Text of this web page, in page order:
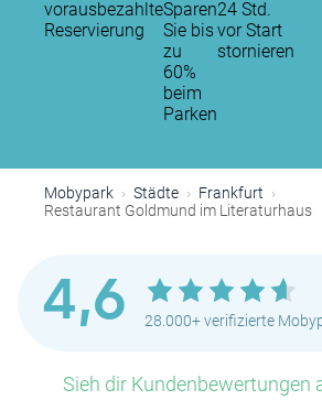
vorausbezahlte
Reservierung
Sparen
Sie bis
zu
60%
beim
Parken
24 Std.
vor Start
stornieren
Mobypark Städte
Frankfurt
Restaurant Goldmund im Literaturhaus
4,6 28.000+ verifizierte
Sieh dir Kundenbewertungen